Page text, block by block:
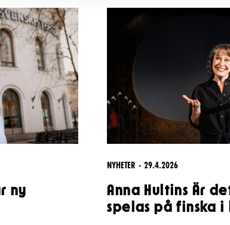
ny
NYHETER 29.4.2026
Anna Hultins Är
spelas på finska i